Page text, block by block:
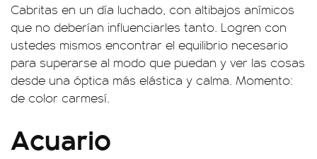
Cabritas en un día luchado, con altibajos anímicos
que no deberían influenciarles tanto. Logren con
ustedes mismos encontrar el equilibrio necesario
para superarse al modo que puedan y ver las cosas
desde una óptica más elástica y calma. Momento:
de color carmesí.
Acuario